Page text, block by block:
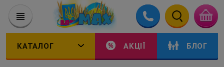
КАТАЛОГ АКЦІЇ БЛОГ